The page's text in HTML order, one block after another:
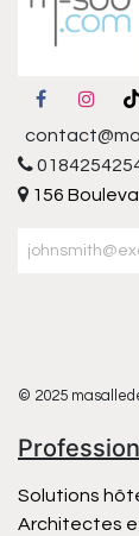
156
© 2025
Solutions
Architectes